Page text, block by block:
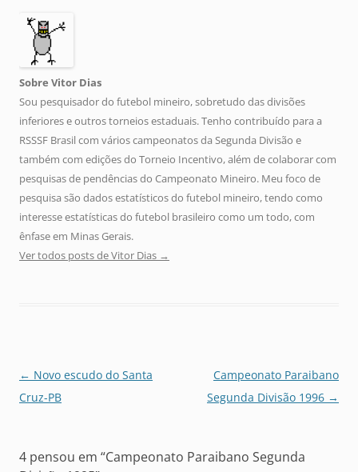
Sobre Vitor Dias
Sou pesquisador do futebol mineiro, sobretudo das divisões
inferiores e outros torneios estaduais. Tenho contribuído para a
RSSSF Brasil com vários campeonatos da Segunda Divisão e
também com edições do Torneio Incentivo, além de colaborar com
pesquisas de pendências do Campeonato Mineiro. Meu foco de
pesquisa são dados estatísticos do futebol mineiro, tendo como
interesse estatísticas do futebol brasileiro como um todo, com
ênfase em Minas Gerais.
Ver todos posts de Vitor Dias →
Navegação
de
← Novo escudo do Santa
Cruz-PB
Campeonato Paraibano
Segunda Divisão 1996 →
4 pensou em “Campeonato Paraibano Segunda